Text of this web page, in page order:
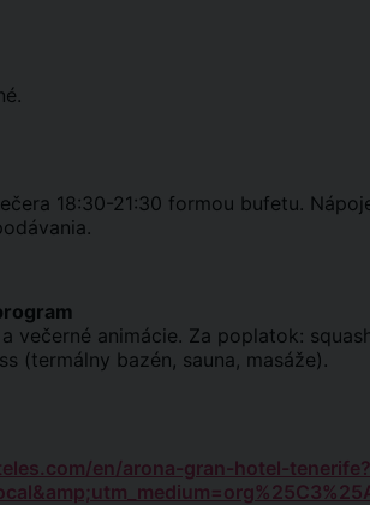
18:30-21:30 formou bufetu.
večerné animácie. Za poplatok:
(termálny bazén, sauna, masáže).
en/arona-gran-hotel-tenerife?